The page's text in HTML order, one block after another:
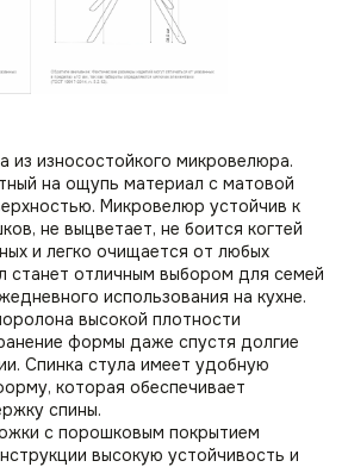
из износостойкого микровелюра.
на ощупь материал с матовой
Микровелюр устойчив к
не выцветает, не боится когтей
и легко очищается от любых
станет отличным выбором для семей
использования на кухне.
высокой плотности
формы даже спустя долгие
Спинка стула имеет удобную
которая обеспечивает
спины.
с порошковым покрытием
высокую устойчивость и